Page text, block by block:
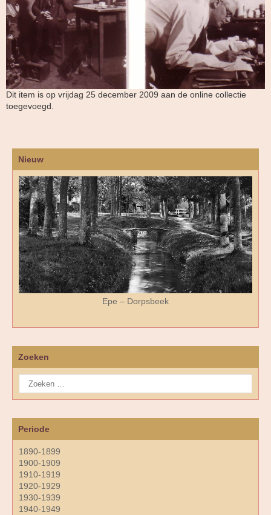
Dit item is op vrijdag 25 december 2009 aan de online collectie
toegevoegd.
Nieuw
Epe – Dorpsbeek
Zoeken
Periode
1890-1899
1900-1909
1910-1919
1920-1929
1930-1939
1940-1949